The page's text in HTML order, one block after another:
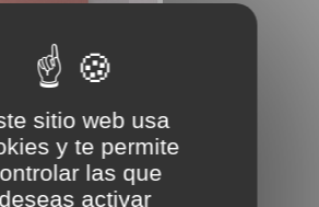
sitio web usa
y te permite
las que
deseas activar